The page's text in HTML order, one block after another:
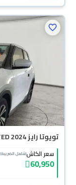
تويوتا رايز LIMITED 2024
سعر الكاش(شامل الضريبة)
60,950